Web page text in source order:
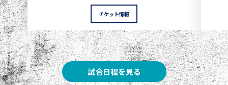
チケット情報
試合日程を見る
5 3 1
5
8 清水 3 1 0 0 1
8 神戸 3 1 0 1